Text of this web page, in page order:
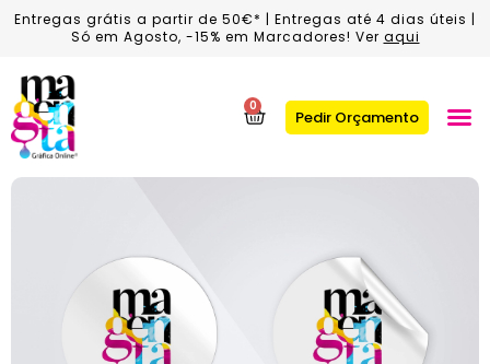
Entregas grátis a partir de 50€* | Entregas até 4 dias úteis |
Só em Agosto, -15% em Marcadores! Ver aqui
0
Pedir Orçamento